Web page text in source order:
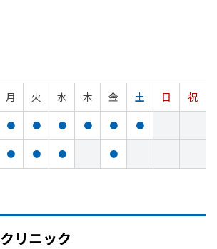
月 火 水 木 金 土 日
祝
● ● ● ● ● ●
● ● ● ●
クリニック